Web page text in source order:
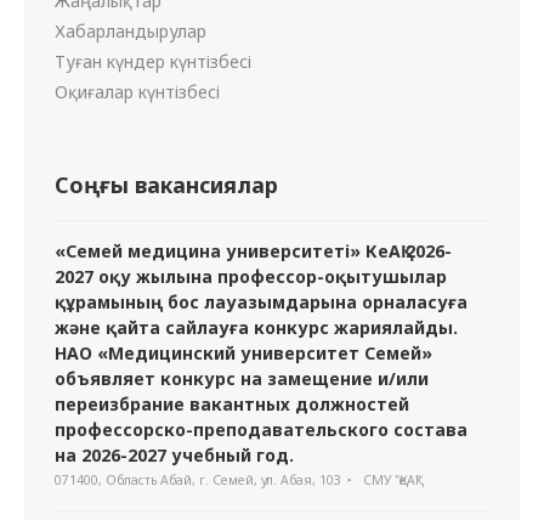
Хабарландырулар
Туған күндер күнтізбесі
Оқиғалар күнтізбесі
Соңғы вакансиялар
«Семей медицина университеті» КеАҚ 2026-
2027 оқу жылына профессор-оқытушылар
құрамының бос лауазымдарына орналасуға
және қайта сайлауға конкурс жариялайды.
НАО «Медицинский университет Семей»
объявляет конкурс на замещение и/или
переизбрание вакантных должностей
профессорско-преподавательского состава
на 2026-2027 учебный год.
071400, Область Абай, г. Семей, ул. Абая, 103 СМУ "ҚеАҚ"